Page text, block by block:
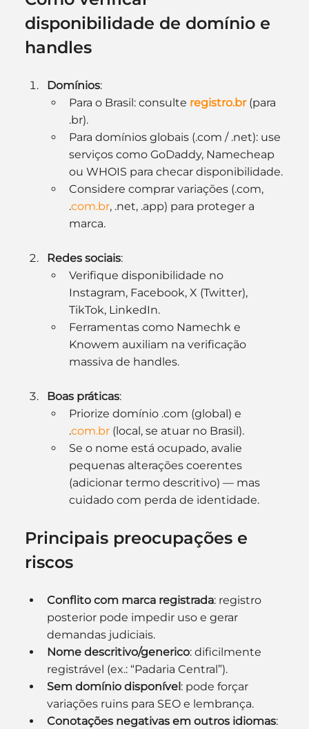
disponibilidade de domínio e
handles
Domínios:
Para o Brasil: consulte registro.br (para
.br).
Para domínios globais (.com / .net): use
serviços como GoDaddy, Namecheap
ou WHOIS para checar disponibilidade.
Considere comprar variações (.com,
.com.br, .net, .app) para proteger a
marca.
Redes sociais:
Verifique disponibilidade no
Instagram, Facebook, X (Twitter),
TikTok, LinkedIn.
Ferramentas como Namechk e
Knowem auxiliam na verificação
massiva de handles.
Boas práticas:
Priorize domínio .com (global) e
.com.br (local, se atuar no Brasil).
Se o nome está ocupado, avalie
pequenas alterações coerentes
(adicionar termo descritivo) — mas
cuidado com perda de identidade.
Principais preocupações e
riscos
Conflito com marca registrada: registro
posterior pode impedir uso e gerar
demandas judiciais.
Nome descritivo/generico: dificilmente
registrável (ex.: “Padaria Central”).
Sem domínio disponível: pode forçar
variações ruins para SEO e lembrança.
Conotações negativas em outros idiomas: